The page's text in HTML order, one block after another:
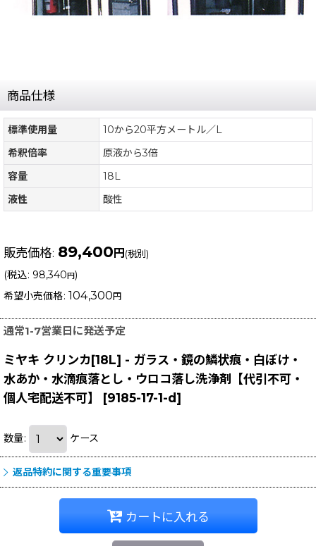
商品仕様
標準使用量
10から20平方メートル／L
希釈倍率
原液から3倍
容量
18L
液性
酸性
販売価格: 89,400 円 (税別)
(税込: 98,340 円)
希望小売価格: 104,300 円
通常1-7営業日に発送予定
ミヤキ クリンカ[18L] - ガラス・鏡の鱗状痕・白ぼけ・
水あか・水滴痕落とし・ウロコ落し洗浄剤【代引不可・
個人宅配送不可】
[9185-17-1-d]
数量: ケース
返品特約に関する重要事項
カートに入れる